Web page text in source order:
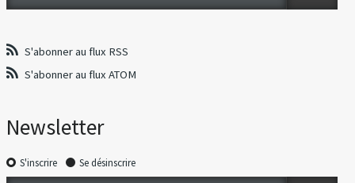
S'abonner au flux RSS
S'abonner au flux ATOM
Newsletter
S'inscrire Se désinscrire